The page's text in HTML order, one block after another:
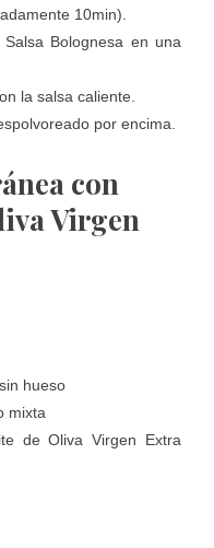
10min).
Bolognesa en una
la salsa caliente.
por encima.
con
Virgen
hueso
mixta
Oliva Virgen Extra